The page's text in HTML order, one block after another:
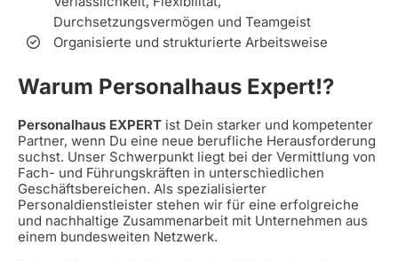
Durchsetzungsvermögen und Teamgeist
Organisierte und strukturierte Arbeitsweise
Warum Personalhaus Expert!?
Personalhaus EXPERT ist Dein starker und kompetenter
Partner, wenn Du eine neue berufliche Herausforderung
suchst. Unser Schwerpunkt liegt bei der Vermittlung von
Fach- und Führungskräften in unterschiedlichen
Geschäftsbereichen. Als spezialisierter
Personaldienstleister stehen wir für eine erfolgreiche
und nachhaltige Zusammenarbeit mit Unternehmen aus
einem bundesweiten Netzwerk.